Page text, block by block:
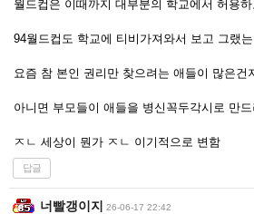
월드컵은 이때까지 대부분의 학교에서 허용
94월드컵도 학교에 티비가져와서 보고 그랬는
요즘 참 본인 권리만 찾으려는 애들이 많은건
아니면 부모들이 애들을 병신꼭두각시로 만드
ㅈㄴ 세상이 뭔가 ㅈㄴ 이기적으로 변함
답글
너빨갱이지 26-06-17 22:42